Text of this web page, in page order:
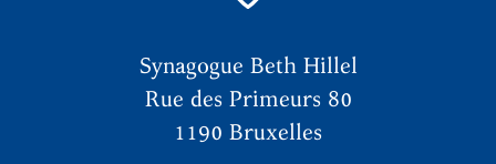
Synagogue Beth Hillel
Rue des Primeurs 80
1190 Bruxelles